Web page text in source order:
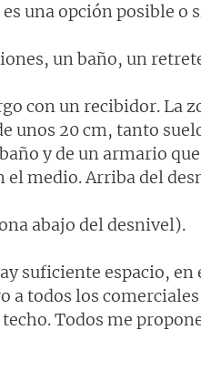
una opción posible o
un baño, un
con un recibidor. La
unos 20 cm, tanto
y de un armario
el medio. Arriba del
abajo del desnivel).
suficiente espacio,
a todos los
Todos me